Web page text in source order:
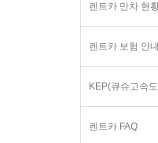
렌트카 만차 현
렌트카 보험 안내
KEP(큐슈고속
렌트카 FAQ